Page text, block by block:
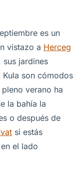
es un
vistazo a Herceg
sus jardines
son cómodos
verano ha
la bahía la
o después de
si estás
el lado